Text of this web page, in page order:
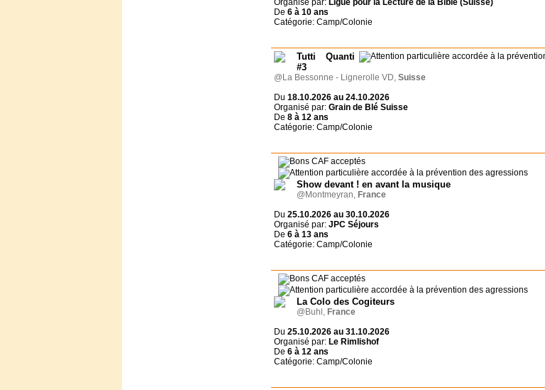
De 6 à 10 ans
Catégorie: Camp/Colonie
Tutti Quanti
#3
@La Bessonne - Lignerolle VD, Suisse
Du 18.10.2026 au 24.10.2026
Organisé par: Grain de Blé Suisse
De 8 à 12 ans
Catégorie: Camp/Colonie
Show devant ! en avant la musique
@Montmeyran, France
Du 25.10.2026 au 30.10.2026
Organisé par: JPC Séjours
De 6 à 13 ans
Catégorie: Camp/Colonie
La Colo des Cogiteurs
@Buhl, France
Du 25.10.2026 au 31.10.2026
Organisé par: Le Rimlishof
De 6 à 12 ans
Catégorie: Camp/Colonie